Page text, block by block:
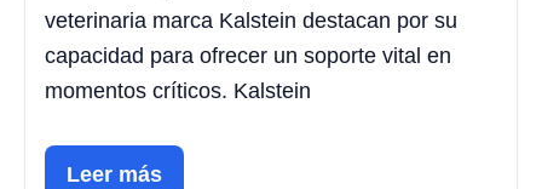
veterinaria marca Kalstein destacan por su
capacidad para ofrecer un soporte vital en
momentos críticos. Kalstein
Leer más